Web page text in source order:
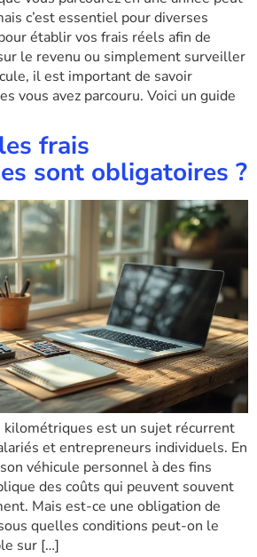
c’est essentiel pour diverses
établir vos frais réels afin de
le revenu ou simplement surveiller
il est important de savoir
vous avez parcouru. Voici un guide
frais
sont obligatoires ?
kilométriques est un sujet récurrent
et entrepreneurs individuels. En
véhicule personnel à des fins
des coûts qui peuvent souvent
Mais est-ce une obligation de
quelles conditions peut-on le
sur […]